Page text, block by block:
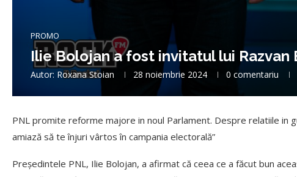
PROMO
Ilie Bolojan a fost invitatul lui Razvan
Autor: Roxana Stoian 28 noiembrie 2024 0 comentariu
PNL promite reforme majore in noul Parlament. Despre relatiile in
amiază să te înjuri vârtos în campania electorală”
Preşedintele PNL, Ilie Bolojan, a afirmat că ceea ce a făcut bun